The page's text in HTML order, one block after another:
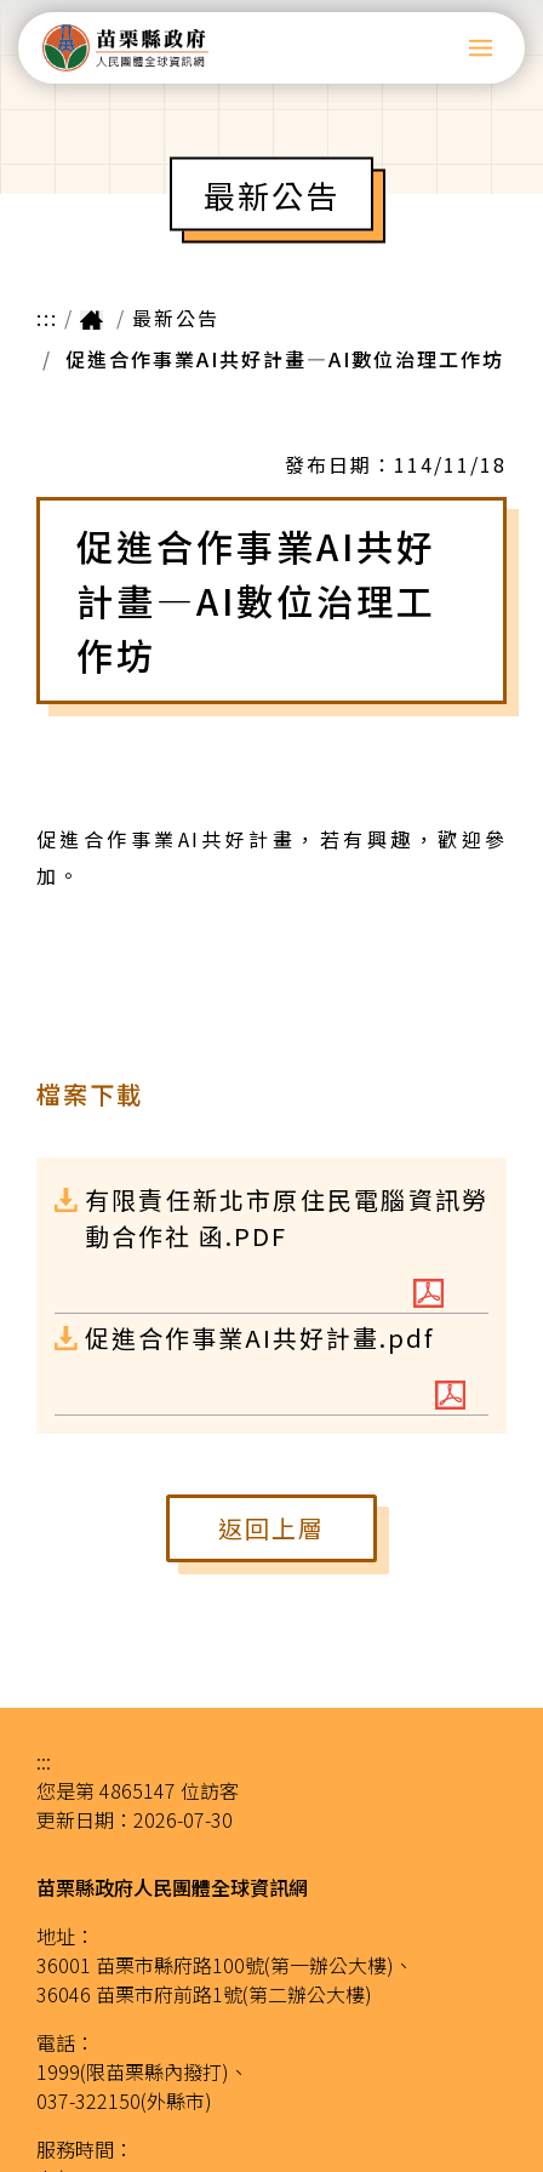
最新公告
:::
最新公告
促進合作事業AI共好計畫—AI數位治理工作坊
發布日期： 114/11/18
促進合作事業AI共好
計畫—AI數位治理工
作坊
促進合作事業AI共好計畫，若有興趣，歡迎參
加。
檔案下載
有限責任新北市原住民電腦資訊勞
動合作社 函.PDF
促進合作事業AI共好計畫.pdf
返回上層
:::
您是第 4865147 位訪客
更新日期： 2026-07-30
苗栗縣政府人民團體全球資訊網
地址：
36001 苗栗市縣府路100號(第一辦公大樓)、
36046 苗栗市府前路1號(第二辦公大樓)
電話：
1999(限苗栗縣內撥打)、
037-322150(外縣市)
服務時間：